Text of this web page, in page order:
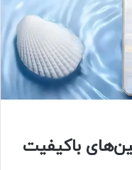
باکیفیت